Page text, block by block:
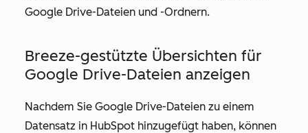
Google Drive-Dateien und -Ordnern.
Breeze-gestützte Übersichten für
Google Drive-Dateien anzeigen
Nachdem Sie Google Drive-Dateien zu einem
Datensatz in HubSpot hinzugefügt haben, können